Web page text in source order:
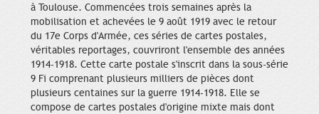
à Toulouse. Commencées trois semaines après la
mobilisation et achevées le 9 août 1919 avec le retour
du 17e Corps d'Armée, ces séries de cartes postales,
véritables reportages, couvriront l'ensemble des années
1914-1918. Cette carte postale s'inscrit dans la sous-série
9 Fi comprenant plusieurs milliers de pièces dont
plusieurs centaines sur la guerre 1914-1918. Elle se
compose de cartes postales d'origine mixte mais dont